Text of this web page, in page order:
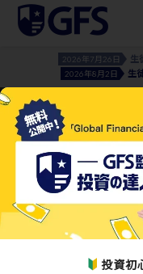
2026年7月26日 生
2026年8月2日 生
投資初
- お知